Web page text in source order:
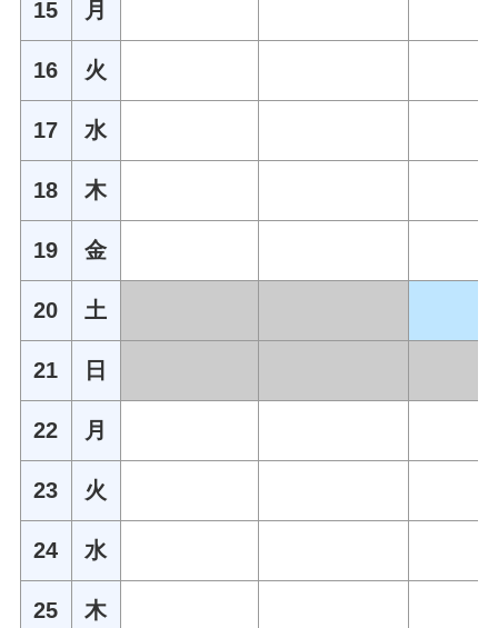
15 月
16 火
17 水
18 木
19 金
20 土
21 日
22 月
23 火
24 水
25 木